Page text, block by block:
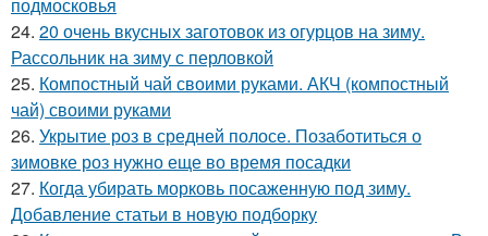
24. 20 очень вкусных заготовок из огурцов на зиму.
Рассольник на зиму с перловкой
25. Компостный чай своими руками. АКЧ (компостный
чай) своими руками
26. Укрытие роз в средней полосе. Позаботиться о
зимовке роз нужно еще во время посадки
27. Когда убирать морковь посаженную под зиму.
Добавление статьи в новую подборку